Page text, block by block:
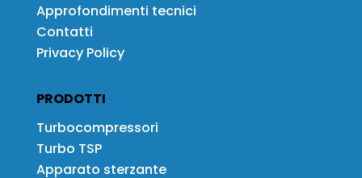
Approfondimenti tecnici
Contatti
Privacy Policy
PRODOTTI
Turbocompressori
Turbo TSP
Apparato sterzante